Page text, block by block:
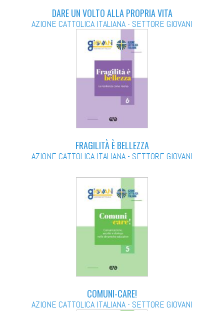
DARE UN VOLTO ALLA PROPRIA VITA
AZIONE CATTOLICA ITALIANA - SETTORE GIOVANI
FRAGILITÀ È BELLEZZA
AZIONE CATTOLICA ITALIANA - SETTORE GIOVANI
COMUNI-CARE!
AZIONE CATTOLICA ITALIANA - SETTORE GIOVANI